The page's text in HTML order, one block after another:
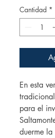
Cantidad *
En esta
para el
duerme la